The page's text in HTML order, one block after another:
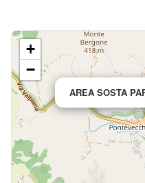
AREA SOSTA
+
−